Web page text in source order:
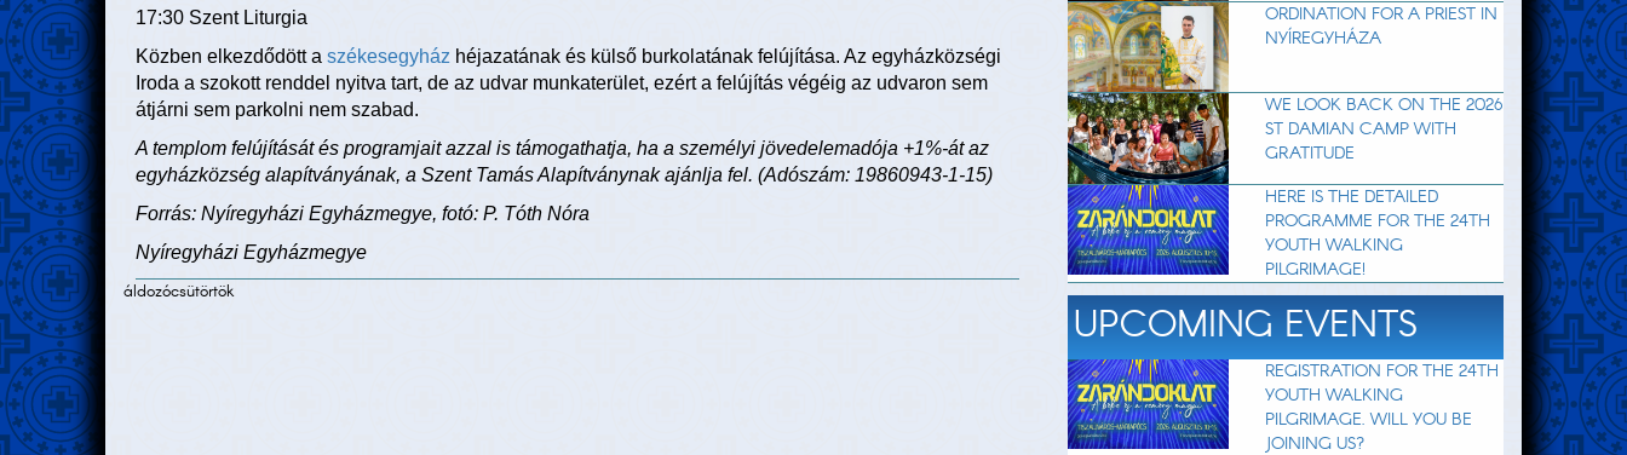
17:30 Szent Liturgia
Közben elkezdődött a székesegyház héjazatának és külső burkolatának felújítása. Az egyházközségi
Iroda a szokott renddel nyitva tart, de az udvar munkaterület, ezért a felújítás végéig az udvaron sem
átjárni sem parkolni nem szabad.
A templom felújítását és programjait azzal is támogathatja, ha a személyi jövedelemadója +1%-át az
egyházközség alapítványának, a Szent Tamás Alapítványnak ajánlja fel. (Adószám: 19860943-1-15)
Forrás: Nyíregyházi Egyházmegye, fotó: P. Tóth Nóra
Nyíregyházi Egyházmegye
áldozócsütörtök
ORDINATION FOR A PRIEST IN
NYÍREGYHÁZA
WE LOOK BACK ON THE 2026
ST DAMIAN CAMP WITH
GRATITUDE
HERE IS THE DETAILED
PROGRAMME FOR THE 24TH
YOUTH WALKING
PILGRIMAGE!
UPCOMING EVENTS
REGISTRATION FOR THE 24TH
YOUTH WALKING
PILGRIMAGE. WILL YOU BE
JOINING US?